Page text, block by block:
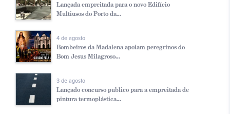
Lançada empreitada para o novo Edifício
Multiusos do Porto da...
4 de agosto
Bombeiros da Madalena apoiam peregrinos do
Bom Jesus Milagroso...
3 de agosto
Lançado concurso publico para a empreitada de
pintura termoplástica...